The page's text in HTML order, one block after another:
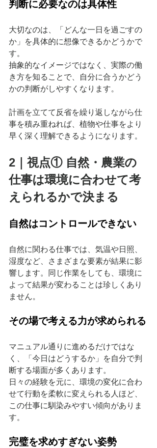
判断に必要なのは具体性
大切なのは、「どんな一日を過ごすの
か」を具体的に想像できるかどうかで
す。
抽象的なイメージではなく、実際の働
き方を知ることで、自分に合うかどう
かの判断がしやすくなります。
計画を立てて反省を繰り返しながら仕
事を積み重ねれば、植物や仕事をより
早く深く理解できるようになります。
2｜視点① 自然・農業の
仕事は環境に合わせて考
えられるかで決まる
自然はコントロールできない
自然に関わる仕事では、気温や日照、
湿度など、さまざまな要素が結果に影
響します。同じ作業をしても、環境に
よって結果が変わることは珍しくあり
ません。
その場で考える力が求められる
マニュアル通りに進めるだけではな
く、「今日はどうするか」を自分で判
断する場面が多くあります。
日々の経験を元に、環境の変化に合わ
せて行動を柔軟に変えられる人ほど、
この仕事に馴染みやすい傾向がありま
す。
完璧を求めすぎない姿勢